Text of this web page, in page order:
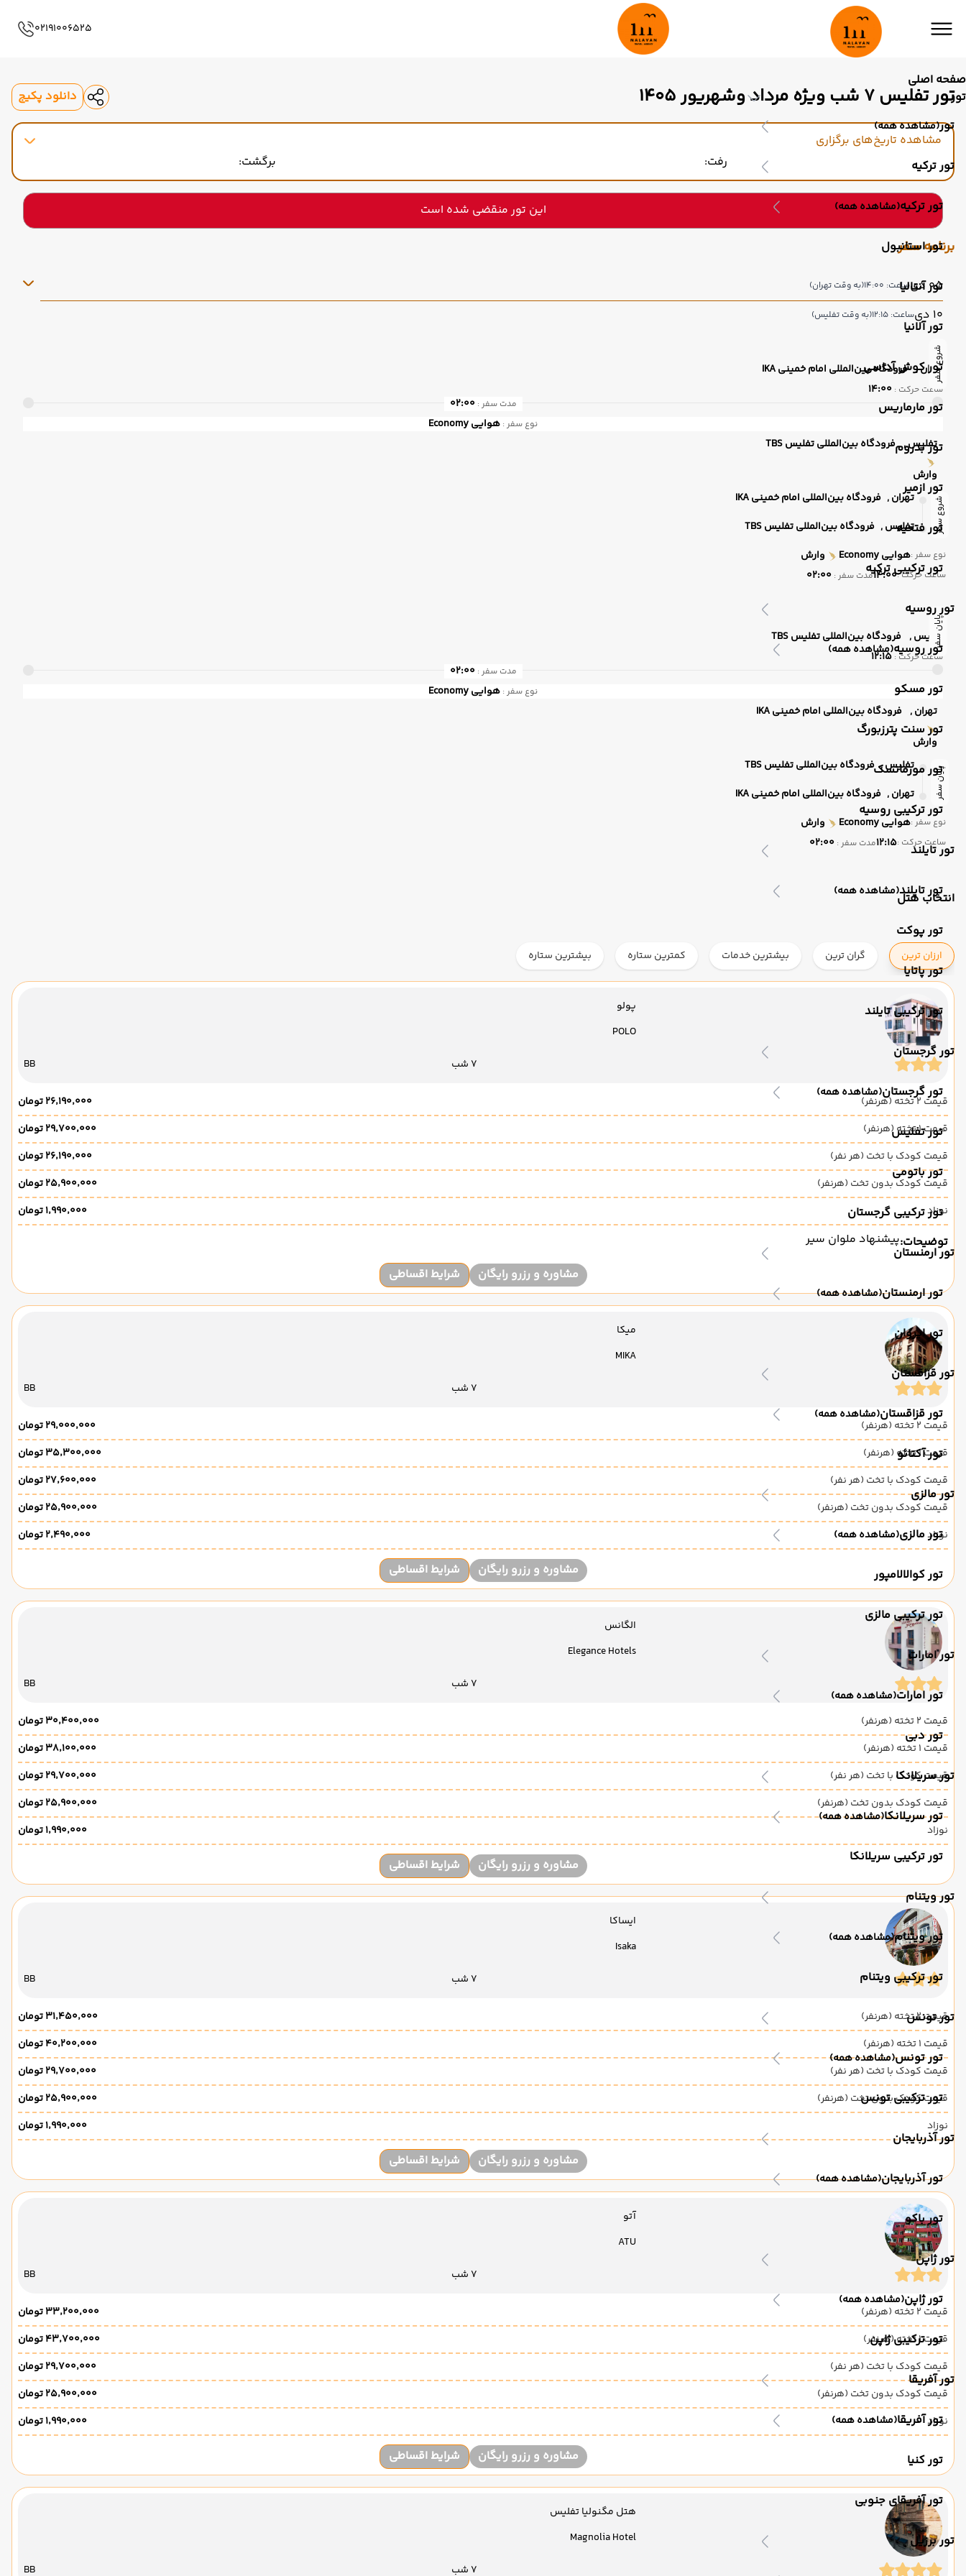
صفحه اصلی
تور
تور(مشاهده همه)
تور ترکیه
تور ترکیه(مشاهده همه)
تور استانبول
تور آنتالیا
تور آلانیا
تور کوش آداسی
تور مارماریس
تور بدروم
تور ازمیر
تور فتحیه
تور ترکیبی ترکیه
تور روسیه
تور روسیه(مشاهده همه)
تور مسکو
تور سنت پترزبورگ
تور مورمانسک
تور ترکیبی روسیه
تور تایلند
تور تایلند(مشاهده همه)
تور پوکت
تور پاتایا
تور ترکیبی تایلند
تور گرجستان
تور گرجستان(مشاهده همه)
تور تفلیس
تور باتومی
تور ترکیبی گرجستان
تور ارمنستان
تور ارمنستان(مشاهده همه)
تور ایروان
تور قزاقستان
تور قزاقستان(مشاهده همه)
تور آکتائو
تور مالزی
تور مالزی(مشاهده همه)
تور کوالالامپور
تور ترکیبی مالزی
تور امارات
تور امارات(مشاهده همه)
تور دبی
تور سریلانکا
تور سریلانکا(مشاهده همه)
تور ترکیبی سریلانکا
تور ویتنام
تور ویتنام(مشاهده همه)
تور ترکیبی ویتنام
تور تونس
تور تونس(مشاهده همه)
تور ترکیبی تونس
تور آذربایجان
تور آذربایجان(مشاهده همه)
تور باکو
تور ژاپن
تور ژاپن(مشاهده همه)
تور ترکیبی ژاپن
تور آفریقا
تور آفریقا(مشاهده همه)
تور کنیا
تور آفریقای جنوبی
تور برزیل
02191006525
تور تفلیس ۷ شب ویژه مرداد وشهریور 1405 دانلود پکیج
مشاهده تاریخ‌های برگزاری
رفت:
برگشت:
این تور منقضی شده است
برنامه سفر
05 دی ساعت: 14:00 (به وقت تهران)
10 دی ساعت: 12:15 (به وقت تفلیس)
شروع سفر
تهران , فرودگاه بین‌المللی امام خمینی IKA
ساعت حرکت : 14:00
مدت سفر :02:00
نوع سفر : هوایی
تفلیس , فرودگاه بین‌المللی تفلیس TBS
وارش
شروع سفر تهران , فرودگاه بین‌المللی امام خمینی IKA
تفلیس , فرودگاه بین‌المللی تفلیس TBS
نوع سفر :هوایی وارش
ساعت حرکت :14:00مدت سفر : 02:00
پایان سفرتفلیس , فرودگاه بین‌المللی تفلیس TBS
ساعت حرکت : 12:15
مدت سفر :02:00
نوع سفر : هوایی
تهران , فرودگاه بین‌المللی امام خمینی IKA
وارش
پایان سفر تفلیس , فرودگاه بین‌المللی تفلیس TBS
تهران , فرودگاه بین‌المللی امام خمینی IKA
نوع سفر :هوایی وارش
ساعت حرکت :12:15مدت سفر : 02:00
انتخاب هتل
ارزان ترین گران ترین بیشترین خدمات کمترین ستاره بیشترین ستاره
پولو
POLO
7 شب BB
قیمت 2 تخته (هرنفر)
۲۶٬۱۹۰٬۰۰۰ تومان
قیمت 1 تخته (هرنفر)
۲۹٬۷۰۰٬۰۰۰ تومان
قیمت کودک با تخت (هر نفر)
۲۶٬۱۹۰٬۰۰۰ تومان
قیمت کودک بدون تخت (هرنفر)
۲۵٬۹۰۰٬۰۰۰ تومان
نوزاد
۱٬۹۹۰٬۰۰۰ تومان
توضیحات:پیشنهاد ملوان سیر
مشاوره و رزرو رایگان
شرایط اقساطی
میکا
MIKA
7 شب BB
قیمت 2 تخته (هرنفر)
۲۹٬۰۰۰٬۰۰۰ تومان
قیمت 1 تخته (هرنفر)
۳۵٬۳۰۰٬۰۰۰ تومان
قیمت کودک با تخت (هر نفر)
۲۷٬۶۰۰٬۰۰۰ تومان
قیمت کودک بدون تخت (هرنفر)
۲۵٬۹۰۰٬۰۰۰ تومان
نوزاد
۲٬۴۹۰٬۰۰۰ تومان
مشاوره و رزرو رایگان شرایط اقساطی
الگانس
Elegance Hotels
7 شب BB
قیمت 2 تخته (هرنفر)
۳۰٬۴۰۰٬۰۰۰ تومان
قیمت 1 تخته (هرنفر)
۳۸٬۱۰۰٬۰۰۰ تومان
قیمت کودک با تخت (هر نفر)
۲۹٬۷۰۰٬۰۰۰ تومان
قیمت کودک بدون تخت (هرنفر)
۲۵٬۹۰۰٬۰۰۰ تومان
نوزاد
۱٬۹۹۰٬۰۰۰ تومان
مشاوره و رزرو رایگان شرایط اقساطی
ایساکا
Isaka
7 شب BB
قیمت 2 تخته (هرنفر)
۳۱٬۴۵۰٬۰۰۰ تومان
قیمت 1 تخته (هرنفر)
۴۰٬۲۰۰٬۰۰۰ تومان
قیمت کودک با تخت (هر نفر)
۲۹٬۷۰۰٬۰۰۰ تومان
قیمت کودک بدون تخت (هرنفر)
۲۵٬۹۰۰٬۰۰۰ تومان
نوزاد
۱٬۹۹۰٬۰۰۰ تومان
مشاوره و رزرو رایگان شرایط اقساطی
آتو
ATU
7 شب BB
قیمت 2 تخته (هرنفر)
۳۳٬۲۰۰٬۰۰۰ تومان
قیمت 1 تخته (هرنفر)
۴۳٬۷۰۰٬۰۰۰ تومان
قیمت کودک با تخت (هر نفر)
۲۹٬۷۰۰٬۰۰۰ تومان
قیمت کودک بدون تخت (هرنفر)
۲۵٬۹۰۰٬۰۰۰ تومان
نوزاد
۱٬۹۹۰٬۰۰۰ تومان
مشاوره و رزرو رایگان شرایط اقساطی
هتل مگنولیا تفلیس
Magnolia Hotel
7 شب BB